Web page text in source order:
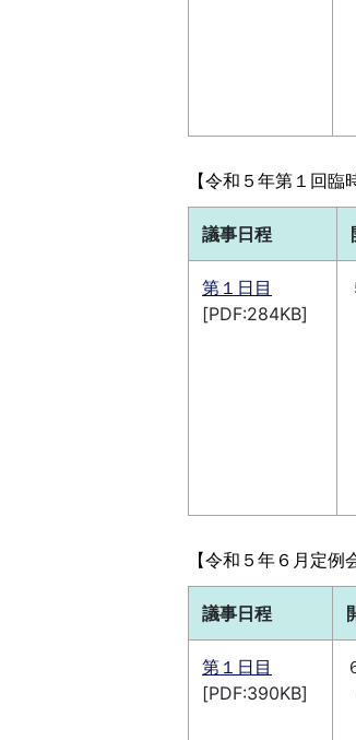
【令和５年第１回臨
議事日程
第１日目
[PDF:284KB]
【令和５年６月定例
議事日程
第１日目
[PDF:390KB]